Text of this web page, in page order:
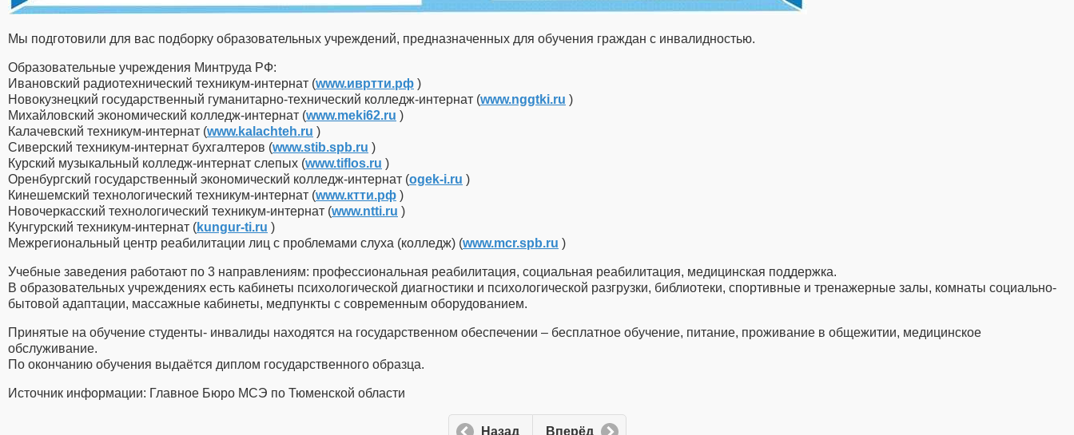
Мы подготовили для вас подборку образовательных учреждений, предназначенных для обучения граждан с инвалидностью.
Образовательные учреждения Минтруда РФ:
Ивановский радиотехнический техникум-интернат (www.ивртти.рф )
Новокузнецкий государственный гуманитарно-технический колледж-интернат (www.nggtki.ru )
Михайловский экономический колледж-интернат (www.meki62.ru )
Калачевский техникум-интернат (www.kalachteh.ru )
Сиверский техникум-интернат бухгалтеров (www.stib.spb.ru )
Курский музыкальный колледж-интернат слепых (www.tiflos.ru )
Оренбургский государственный экономический колледж-интернат (ogek-i.ru )
Кинешемский технологический техникум-интернат (www.ктти.рф )
Новочеркасский технологический техникум-интернат (www.ntti.ru )
Кунгурский техникум-интернат (kungur-ti.ru )
Межрегиональный центр реабилитации лиц с проблемами слуха (колледж) (www.mcr.spb.ru )
Учебные заведения работают по 3 направлениям: профессиональная реабилитация, социальная реабилитация, медицинская поддержка.
В образовательных учреждениях есть кабинеты психологической диагностики и психологической разгрузки, библиотеки, спортивные и тренажерные залы, комнаты социально-
бытовой адаптации, массажные кабинеты, медпункты с современным оборудованием.
Принятые на обучение студенты- инвалиды находятся на государственном обеспечении – бесплатное обучение, питание, проживание в общежитии, медицинское
обслуживание.
По окончанию обучения выдаётся диплом государственного образца.
Источник информации: Главное Бюро МСЭ по Тюменской области
Назад Вперёд